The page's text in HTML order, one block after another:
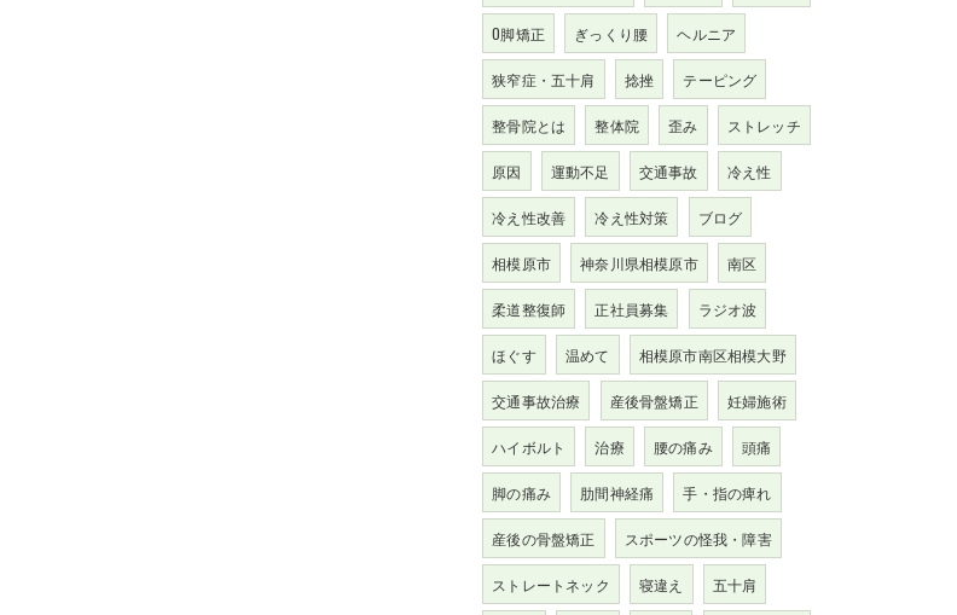
O脚矯正 ぎっくり腰 ヘルニア
狭窄症・五十肩 捻挫 テーピング
整骨院とは 整体院 歪み ストレッチ
原因 運動不足 交通事故 冷え性
冷え性改善 冷え性対策 ブログ
相模原市 神奈川県相模原市 南区
柔道整復師 正社員募集 ラジオ波
ほぐす 温めて 相模原市南区相模大野
交通事故治療 産後骨盤矯正 妊婦施術
ハイボルト 治療 腰の痛み 頭痛
脚の痛み 肋間神経痛 手・指の痺れ
産後の骨盤矯正 スポーツの怪我・障害
ストレートネック 寝違え 五十肩